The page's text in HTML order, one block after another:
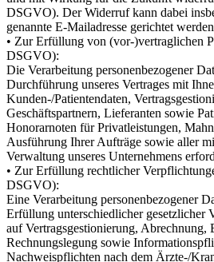
DSGVO). Der Widerruf kann dabei
genannte E-Mailadresse gerichtet
• Zur Erfüllung von (vor-)vertraglichen
DSGVO):
Die Verarbeitung personenbezogener
Durchführung unseres Vertrages mit
Kunden-/Patientendaten,
Geschäftspartnern, Lieferanten sowie
Honorarnoten für Privatleistungen,
Ausführung Ihrer Aufträge sowie aller
Verwaltung unseres Unternehmens
• Zur Erfüllung rechtlicher
DSGVO):
Eine Verarbeitung personenbezogener
Erfüllung unterschiedlicher gesetzlicher
auf Vertragsgestionierung, Abrechnung,
Rechnungslegung sowie
Nachweispflichten nach dem Ärzte-/